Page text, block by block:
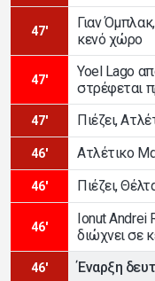
47'
Γιαν
κενό χώρο
47'
Yoel Lago
στρέφεται
47' Πιέζει,
46' Ατλέτικο
46' Πιέζει,
46'
Ionut Andrei
διώχνει σε
46' Έναρξη